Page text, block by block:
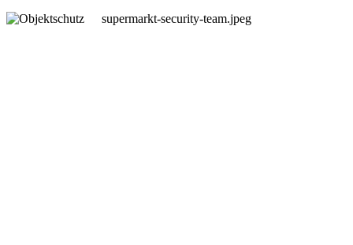
supermarkt-security-team.jpeg